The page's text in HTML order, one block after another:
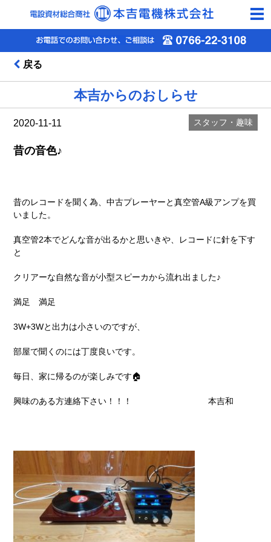
戻る
本吉からのおしらせ
2020-11-11 スタッフ・趣味
昔の音色♪
昔のレコードを聞く為、中古プレーヤーと真空管A級アンプを買
いました。
真空管2本でどんな音が出るかと思いきや、レコードに針を下す
と
クリアーな自然な音が小型スピーカから流れ出ました♪
満足 満足
3W+3Wと出力は小さいのですが、
部屋で聞くのには丁度良いです。
毎日、家に帰るのが楽しみです🏠
興味のある方連絡下さい！！！ 本吉和